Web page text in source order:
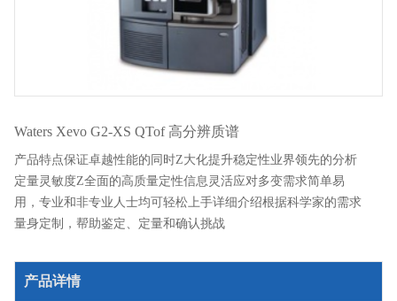
Waters Xevo G2-XS QTof 高分辨质谱
产品特点保证卓越性能的同时Z大化提升稳定性业界领先的分析
定量灵敏度Z全面的高质量定性信息灵活应对多变需求简单易
用，专业和非专业人士均可轻松上手详细介绍根据科学家的需求
量身定制，帮助鉴定、定量和确认挑战
产品详情